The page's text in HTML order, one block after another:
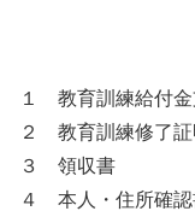
１ 教育訓練給付金
２ 教育訓練修了証
３ 領収書
４ 本人・住所確認